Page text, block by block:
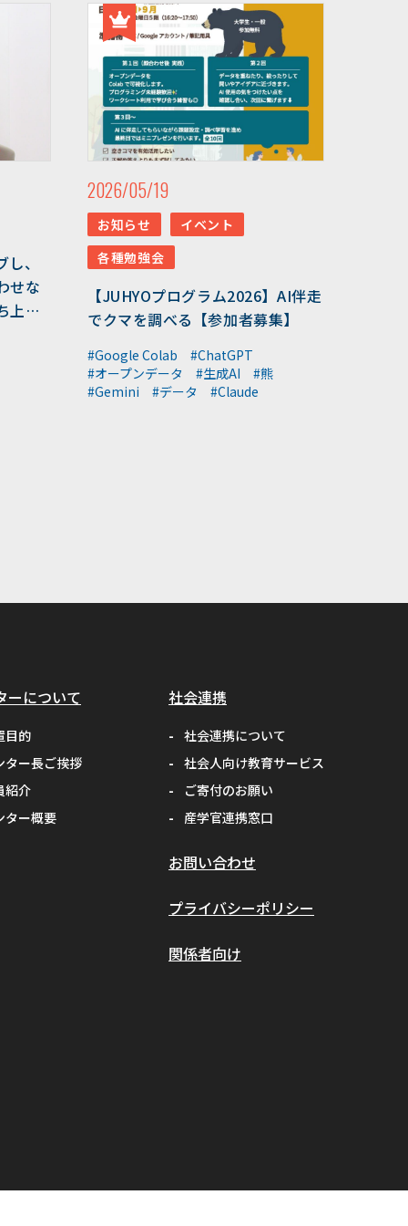
#ウンチ #山形県
#文理融合 #JUHYO
#3Dデザイナー
#講習会 #魚醤
#飛島 #山形
#家畜行動
#日本 #アンデス
#シカン #単位互換
#大学コンソーシアムやま
がた
#プロセッサ
#先端半導体
#夏フェス #学生支援
#清代寺院 #画像分析
#BorealForest
#放射線
#福島第一原発事故
#気管支内視鏡超音波画像
、
せな
上が
2026/05/19
お知らせ
イベント
各種勉強会
【JUHYOプログラム2026】AI伴走
でクマを調べる【参加者募集】
#Google Colab
#ChatGPT
#オープンデータ
#生成AI
#熊
#Gemini
#データ #Claude
ーについて
目的
ター長ご挨拶
紹介
ター概要
社会連携
社会連携について
社会人向け教育サービス
ご寄付のお願い
産学官連携窓口
お問い合わせ
プライバシーポリシー
関係者向け